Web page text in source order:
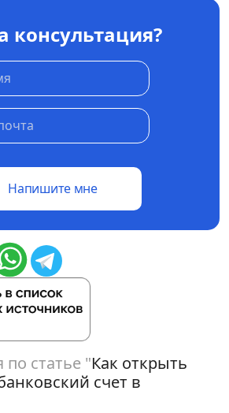
консультация?
Напишите мне
статье "Как открыть
счет в